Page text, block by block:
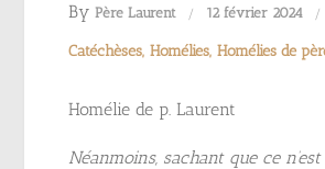
ByPère Laurent 12 février 2024
Catéchèses Homélies Homélies de
Homélie de p. Laurent
Néanmoins, sachant que ce